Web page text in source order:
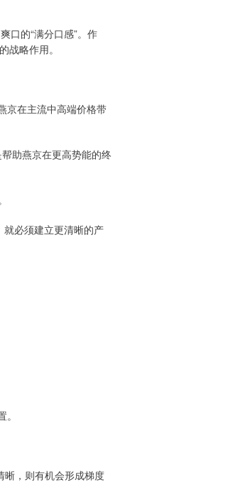
口的“满分口感”。作
战略作用。
京在主流中高端价格带
助燕京在更高势能的终
必须建立更清晰的产
晰，则有机会形成梯度